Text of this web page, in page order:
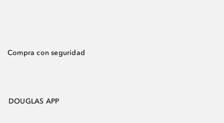
Compra con seguridad
DOUGLAS APP